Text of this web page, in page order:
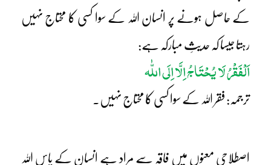
کے حاصل ہونے پر انسان اللہ کے سوا کسی کا محتاج نہیں
رہتا جیسا کہ حدیثِ مبارکہ ہے:
اَلْفَقْرُ لَا یُحْتَاجُ اِلَّا اِلَی اللّٰہ
ترجمہ: فقر اللہ کے سوا کسی کا محتاج نہیں۔
اصطلاحی معنوں میں فاقہ سے مراد ہے انسان کے پاس اللہ